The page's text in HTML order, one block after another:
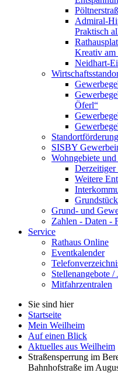
Admiral-
Praktisch
Kreativ am
Neidhart-
Öferl“
Standortförderung
SISBY
Wohngebiete
Derzeitiger
Weitere
Grund- und
Zahlen - Daten -
Service
Rathaus Online
Eventkalender
Stellenangebote /
Mitfahrzentralen
Sie sind hier
Startseite
Mein Weilheim
Auf einen Blick
Aktuelles aus Weilheim
Straßensperrung im
Bahnhofstraße im